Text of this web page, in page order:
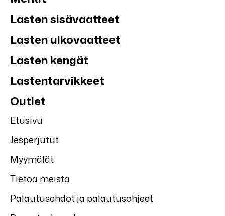
Lasten sisävaatteet
Lasten ulkovaatteet
Lasten kengät
Lastentarvikkeet
Outlet
Etusivu
Jesperjutut
Myymälät
Tietoa meistä
Palautusehdot ja palautusohjeet